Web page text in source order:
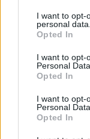
not limited to
grant or deny
use your data for
consent section.
I want to opt-
personal data.
Opted In
I want to opt-
Personal Data.
Opted In
I want to opt-
Personal
Opted In
Άρση Βαρών
Γιώργος Τσακίρης
Μιχάλης Τσαμπάς
Άρης
ΟΦΗ
#GiatonAlki
Η μητρότητα
Wyscout Analysis
InStat Analysis
Μεγάλη μου
Μια Ιστορία από
ΖΩΝΤΑΝΑ